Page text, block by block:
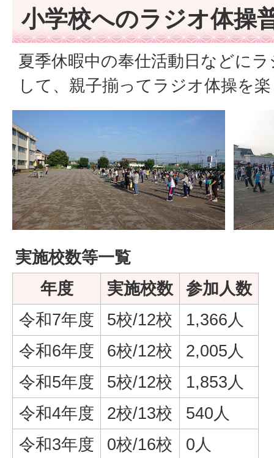
小学校へのラジオ体操
夏季休暇中の奉仕活動日などに
して、親子揃ってラジオ体操を
実施校数等一覧
年度
実施校数
参加人数
令和7年度
5校/12校
1,366人
令和6年度
6校/12校
2,005人
令和5年度
5校/12校
1,853人
令和4年度
2校/13校
540人
令和3年度
0校/16校 0人